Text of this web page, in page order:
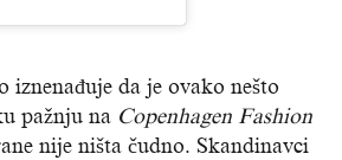
iznenađuje da je ovako nešto
pažnju na Copenhagen Fashion
nije ništa čudno. Skandinavci